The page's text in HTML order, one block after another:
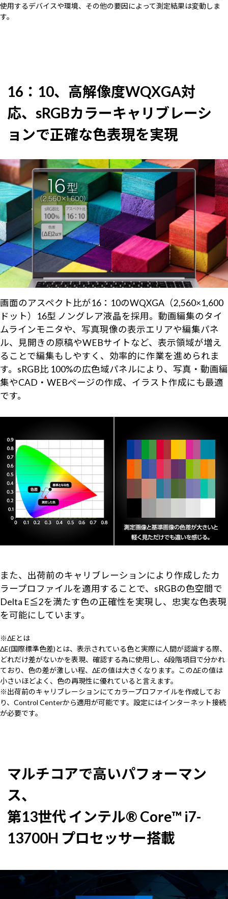
使用するデバイスや環境、その他の要因によって測定結果は変動しま
す。
16：10、高解像度WQXGA対
応、sRGBカラーキャリブレーシ
ョンで正確な色表現を実現
画面のアスペクト比が16：10のWQXGA（2,560×1,600
ドット）16型 ノングレア液晶を採用。動画編集のタイ
ムラインモニタや、写真現像の表示エリアや編集パネ
ル、見開きの原稿やWEBサイトなど、表示領域が増え
ることで編集もしやすく、効率的に作業を進められま
す。sRGB比 100%の広色域パネルにより、写真・動画編
集やCAD・WEBページの作成、イラスト作成にも最適
です。
また、出荷前のキャリブレーションにより作成したカ
ラープロファイルを適用することで、sRGBの色空間で
Delta E≦2を満たす色の正確性を実現し、忠実な色表現
を可能にしています。
※ΔEとは
ΔE(国際標準色差)とは、表示されている色と実際に人間が認識する際、
どれだけ差がないかを表現、確認する為に使用し、6段階項目で分かれ
ており、色の差が激しい程、ΔEの値は大きくなります。このΔEの値は
小さいほどよく、色の再現性に優れていると言えます。
※出荷前のキャリブレーションにてカラープロファイルを作成してお
り、Control Centerから適用が可能です。設定にはインターネット接続
が必要です。
マルチコアで高いパフォーマン
ス、
第13世代 インテル® Core™ i7-
13700H プロセッサー搭載